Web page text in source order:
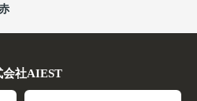
会社AIEST